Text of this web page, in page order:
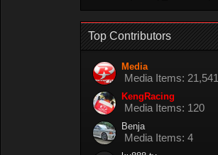
Top Contributors
Media
Media Items: 21,541
KengRacing
Media Items: 120
Benja
Media Items: 4